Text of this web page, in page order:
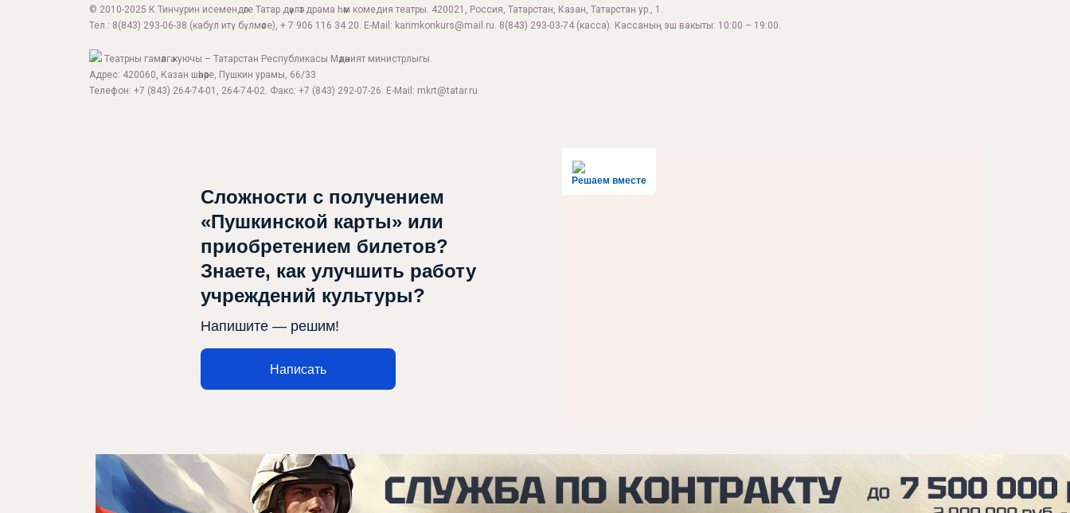
Театр турында
Яңалыклар
© 2010-2025 К.Тинчурин исемендәге Татар дәүләт драма һәм комедия театры. 420021, Россия, Татарстан, Казан, Татарстан ур., 1.
Тел.: 8(843) 293-06-38 (кабул итү бүлмәсе), + 7 906 116 34 20. E-Mail: karimkonkurs@mail.ru. 8(843) 293-03-74 (касса). Кассаның эш вакыты: 10:00 – 19:00.
Театрны гамәлгә куючы – Татарстан Республикасы Мәдәният министрлыгы.
Адрес: 420060, Казан шәһәре, Пушкин урамы, 66/33
Телефон: +7 (843) 264-74-01, 264-74-02. Факс: +7 (843) 292-07-26. E-Mail: mkrt@tatar.ru
Решаем вместе
Сложности с получением
«Пушкинской карты» или
приобретением билетов?
Знаете, как улучшить работу
учреждений культуры?
Напишите — решим!
Написать